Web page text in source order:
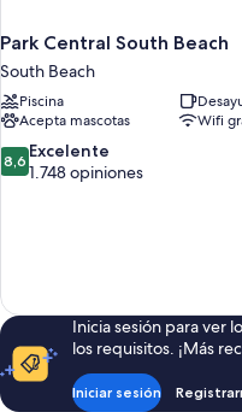
Park Central South Beach
South Beach
Piscina
Acepta mascotas
Wifi
8.6
de
8,6 Excelente
1.748 opiniones
Inicia sesión para ver
los requisitos. ¡Más
Iniciar sesión